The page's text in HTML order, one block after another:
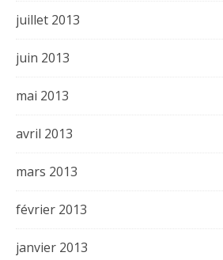
juillet 2013
juin 2013
mai 2013
avril 2013
mars 2013
février 2013
janvier 2013